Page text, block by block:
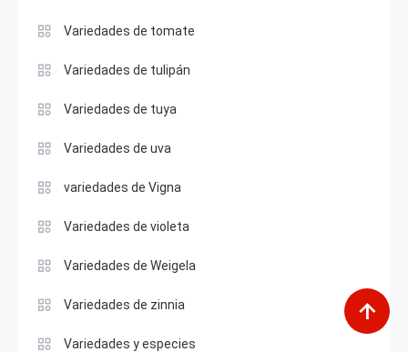
Variedades de tomate
Variedades de tulipán
Variedades de tuya
Variedades de uva
variedades de Vigna
Variedades de violeta
Variedades de Weigela
Variedades de zinnia
Variedades y especies